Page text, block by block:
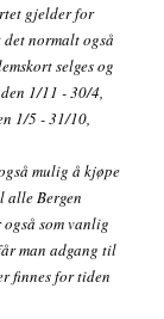
gjelder for
det normalt også
selges og
1/11 - 30/4,
1/5 - 31/10,
mulig å kjøpe
alle Bergen
som vanlig
man adgang til
finnes for tiden